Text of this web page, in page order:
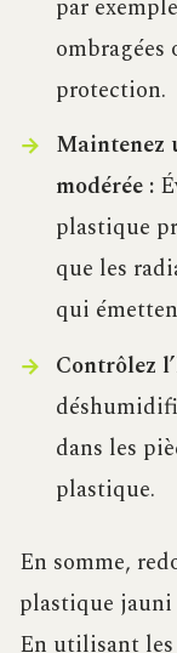
par
ombragées
protection.
Maintenez
modérée :
plastique
que les
qui
Contrôlez
dans les
plastique.
En somme,
plastique jauni
En utilisant les